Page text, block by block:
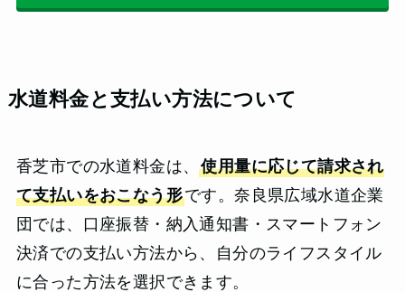
水道料金と支払い方法について
香芝市での水道料金は、使用量に応じて請求され
て支払いをおこなう形です。奈良県広域水道企業
団では、口座振替・納入通知書・スマートフォン
決済での支払い方法から、自分のライフスタイル
に合った方法を選択できます。